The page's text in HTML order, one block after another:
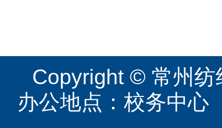
Copyright © 常州纺
办公地点：校务中